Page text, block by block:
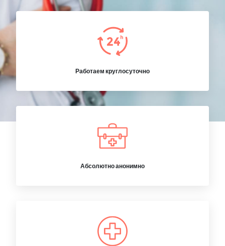
Работаем круглосуточно
Абсолютно анонимно